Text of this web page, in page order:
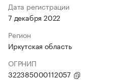
Дата регистрации
7 декабря 2022
Регион
Иркутская область
ОГРНИП
322385000112057